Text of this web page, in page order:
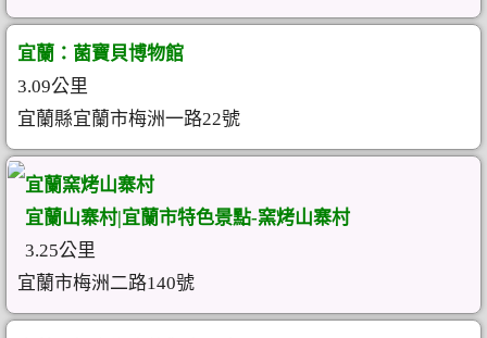
宜蘭：菌寶貝博物館
3.09公里
宜蘭縣宜蘭市梅洲一路22號
宜蘭窯烤山寨村
宜蘭山寨村|宜蘭市特色景點-窯烤山寨村
3.25公里
宜蘭市梅洲二路140號